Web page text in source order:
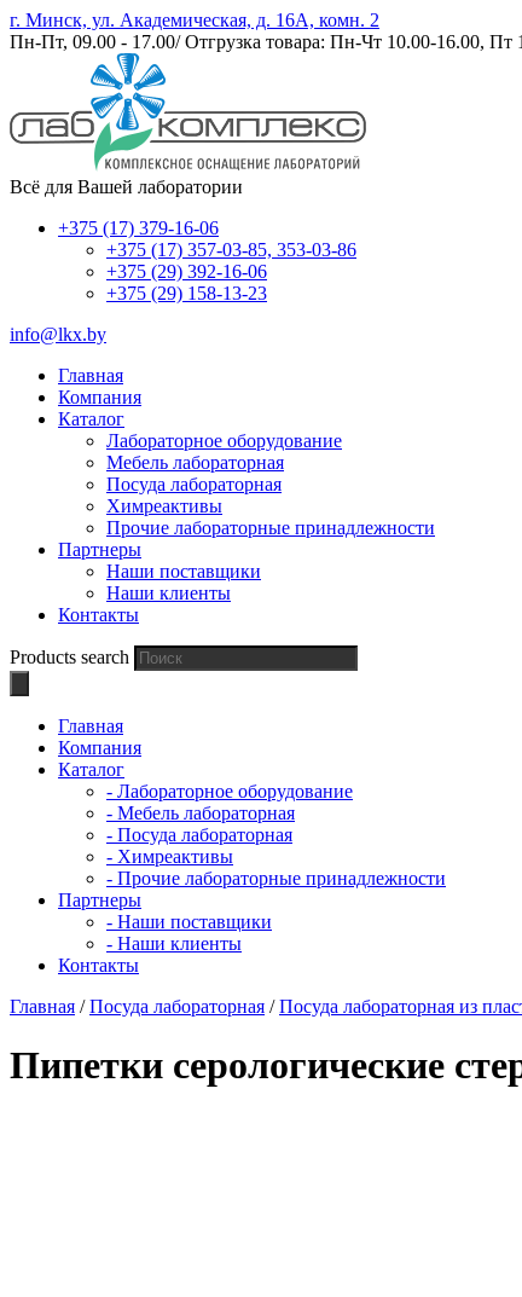
г. Минск, ул. Академическая, д. 16А, комн. 2
Пн-Пт, 09.00 - 17.00/ Отгрузка товара: Пн-Чт 10.00-16.00, Пт
Всё для Вашей лаборатории
+375 (17) 379-16-06
+375 (17) 357-03-85, 353-03-86
+375 (29) 392-16-06
+375 (29) 158-13-23
info@lkx.by
Главная
Компания
Каталог
Лабораторное оборудование
Мебель лабораторная
Посуда лабораторная
Химреактивы
Прочие лабораторные принадлежности
Партнеры
Наши поставщики
Наши клиенты
Контакты
Products search
Главная
Компания
Каталог
- Лабораторное оборудование
- Мебель лабораторная
- Посуда лабораторная
- Химреактивы
- Прочие лабораторные принадлежности
Партнеры
- Наши поставщики
- Наши клиенты
Контакты
Главная /Посуда лабораторная /Посуда лабораторная из
Пипетки серологические